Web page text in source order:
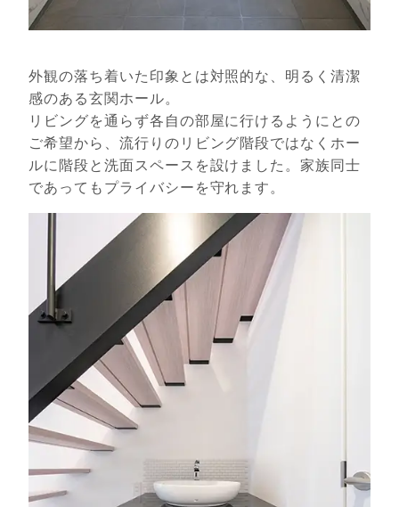
外観の落ち着いた印象とは対照的な、明るく清潔
感のある玄関ホール。
リビングを通らず各自の部屋に行けるようにとの
ご希望から、流行りのリビング階段ではなくホー
ルに階段と洗面スペースを設けました。家族同士
であってもプライバシーを守れます。